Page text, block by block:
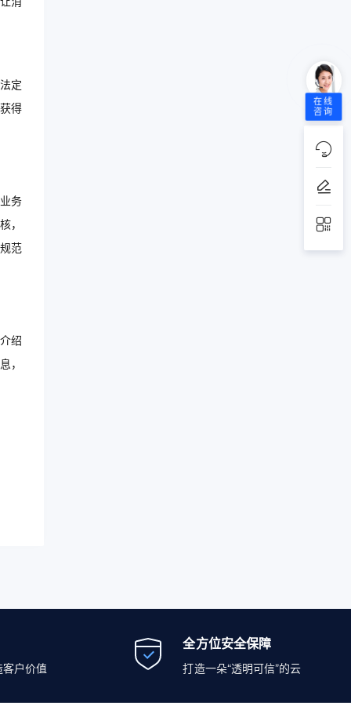
定
得
务
，
范
绍
，
户价值
全方位安全保障
打造一朵“透明可信”的云
在线
咨询